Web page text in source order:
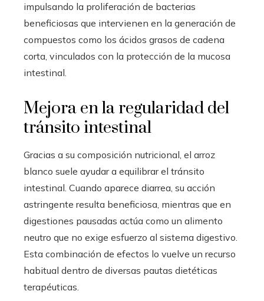
impulsando la proliferación de bacterias
beneficiosas que intervienen en la generación de
compuestos como los ácidos grasos de cadena
corta, vinculados con la protección de la mucosa
intestinal.
Mejora en la regularidad del
tránsito intestinal
Gracias a su composición nutricional, el arroz
blanco suele ayudar a equilibrar el tránsito
intestinal. Cuando aparece diarrea, su acción
astringente resulta beneficiosa, mientras que en
digestiones pausadas actúa como un alimento
neutro que no exige esfuerzo al sistema digestivo.
Esta combinación de efectos lo vuelve un recurso
habitual dentro de diversas pautas dietéticas
terapéuticas.